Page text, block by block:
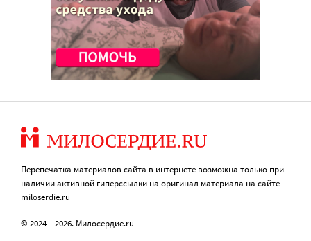
Перепечатка материалов сайта в интернете возможна только при
наличии активной гиперссылки на оригинал материала на сайте
miloserdie.ru
© 2024 – 2026. Милосердие.ru